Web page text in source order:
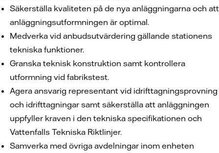
Säkerställa kvaliteten på de nya anläggningarna och att
anläggningsutformningen är optimal.
Medverka vid anbudsutvärdering gällande stationens
tekniska funktioner.
Granska teknisk konstruktion samt kontrollera
utformning vid fabrikstest.
Agera ansvarig representant vid idrifttagningsprovning
och idrifttagningar samt säkerställa att anläggningen
uppfyller kraven i den tekniska specifikationen och
Vattenfalls Tekniska Riktlinjer.
Samverka med övriga avdelningar inom enheten